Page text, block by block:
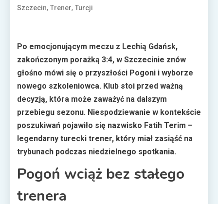
Szczecin, Trener, Turcji
Po emocjonującym meczu z Lechią Gdańsk,
zakończonym porażką 3:4, w Szczecinie znów
głośno mówi się o przyszłości Pogoni i wyborze
nowego szkoleniowca. Klub stoi przed ważną
decyzją, która może zaważyć na dalszym
przebiegu sezonu. Niespodziewanie w kontekście
poszukiwań pojawiło się nazwisko Fatih Terim –
legendarny turecki trener, który miał zasiąść na
trybunach podczas niedzielnego spotkania.
Pogoń wciąż bez stałego
trenera